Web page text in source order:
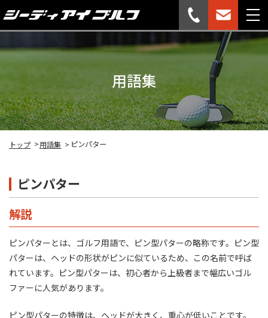
用語集
トップ 用語集 ピンパター
ピンパター
解説
ピンパターとは、ゴルフ用語で、ピン型パターの略称です。ピン型
パターは、ヘッドの形状がピンに似ているため、この名前で呼ば
れています。ピン型パターは、初心者から上級者まで幅広いゴル
ファーに人気があります。
ピン型パターの特徴は、ヘッドが大きく、重心が低いことです。